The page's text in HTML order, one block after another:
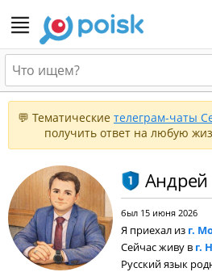
💬 Тематические телеграм-чаты
получить ответ на любую
Андрей
был 15 июня 2026
Я приехал из г.
Сейчас живу в г.
Русский язык